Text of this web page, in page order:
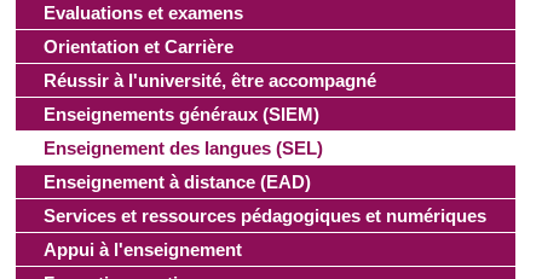
Evaluations et examens
Orientation et Carrière
Réussir à l'université, être accompagné
Enseignements généraux (SIEM)
Enseignement des langues (SEL)
Enseignement à distance (EAD)
Services et ressources pédagogiques et numériques
Appui à l'enseignement